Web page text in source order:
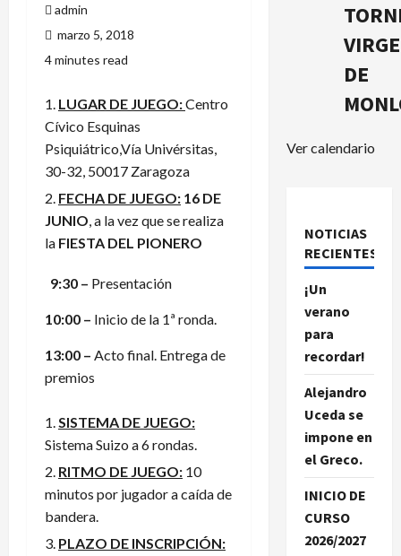
admin
marzo 5, 2018
4 minutes read
LUGAR DE JUEGO:Centro
Cívico Esquinas
Psiquiátrico,Vía Univérsitas,
30-32, 50017 Zaragoza
FECHA DE JUEGO: 16 DE
JUNIO, a la vez que se realiza
la FIESTA DEL PIONERO
9:30 – Presentación
10:00 – Inicio de la 1ª ronda.
13:00 – Acto final. Entrega de
premios
SISTEMA DE JUEGO:
Sistema Suizo a 6 rondas.
RITMO DE JUEGO: 10
minutos por jugador a caída de
bandera.
PLAZO DE INSCRIPCIÓN:
DE
Ver calendario
NOTICIAS
RECIENTES.
¡Un
verano
para
recordar!
Alejandro
Uceda se
impone en
el Greco.
INICIO DE
CURSO
2026/2027